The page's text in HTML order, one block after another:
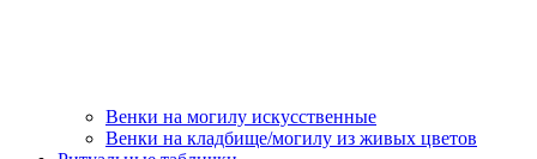
Венки на могилу искусственные
Венки на кладбище/могилу из живых цветов